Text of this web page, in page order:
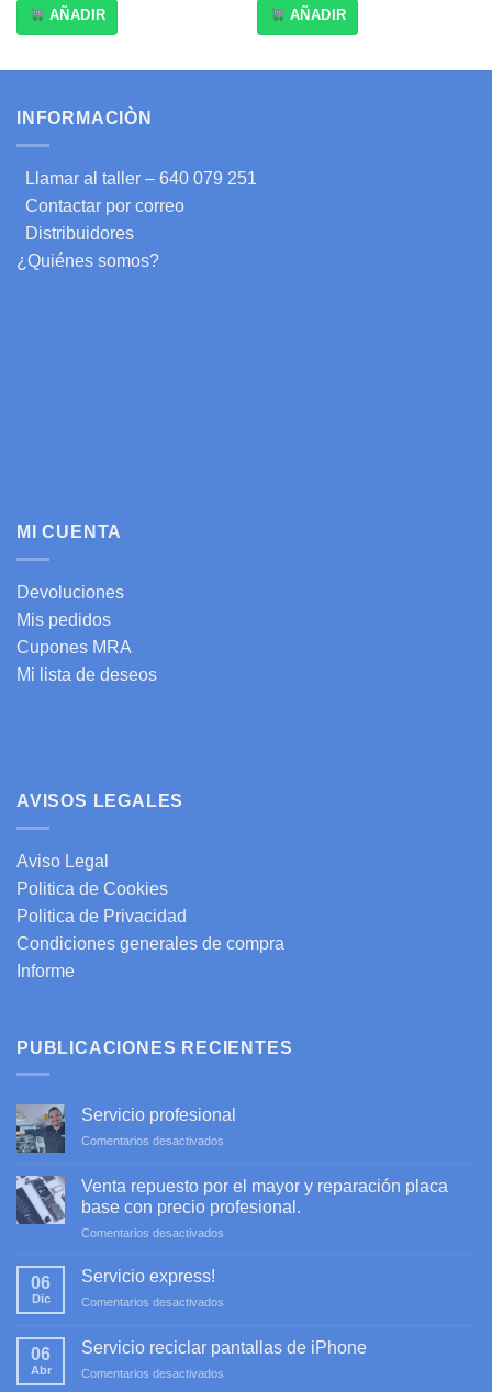
AÑADIR AÑADIR
INFORMACIÒN
Llamar al taller – 640 079 251
Contactar por correo
Distribuidores
¿Quiénes somos?
MI CUENTA
Devoluciones
Mis pedidos
Cupones MRA
Mi lista de deseos
AVISOS LEGALES
Aviso Legal
Politica de Cookies
Politica de Privacidad
Condiciones generales de compra
Informe
PUBLICACIONES RECIENTES
Servicio profesional
Comentarios desactivados
profesional
Venta repuesto por el mayor y reparación placa
base con precio profesional.
Comentarios desactivados
y
06
Dic
Servicio express!
Comentarios desactivados
express!
06
Abr
Servicio reciclar pantallas de iPhone
Comentarios desactivados